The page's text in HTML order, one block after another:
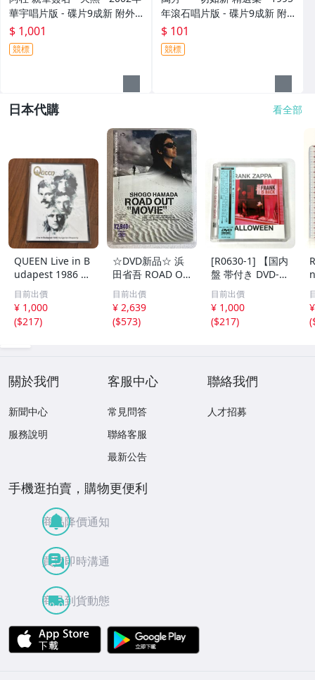
華宇唱片版 - 碟片9成新 附外
$ 1,001
競標
年滾石唱片版 - 碟片9成新 附
$ 101
競標
日本代購 看全部
QUEEN Live in B
udapest 1986 H
ungarian Rhaps
ody DVD
目前出價
¥ 1,000
($217)
☆DVD新品☆ 浜
田省吾 ROAD OU
T “MOVIE” 管理
ハ2300
目前出價
¥ 2,639
($573)
[R0630-1] 【国内
盤 帯付き DVD-A
udio】フラン
ク・ザッパ ハロ
ウィーン FRANK
ZAPPA HALLOWE
目前出價
¥ 1,000
($217)
(
關於我們
新聞中心
服務說明
客服中心
常見問答
聯絡客服
最新公告
聯絡我們
人才招募
手機逛拍賣，購物更便利
商品降價通知
買賣即時溝通
商品到貨動態
APP Store